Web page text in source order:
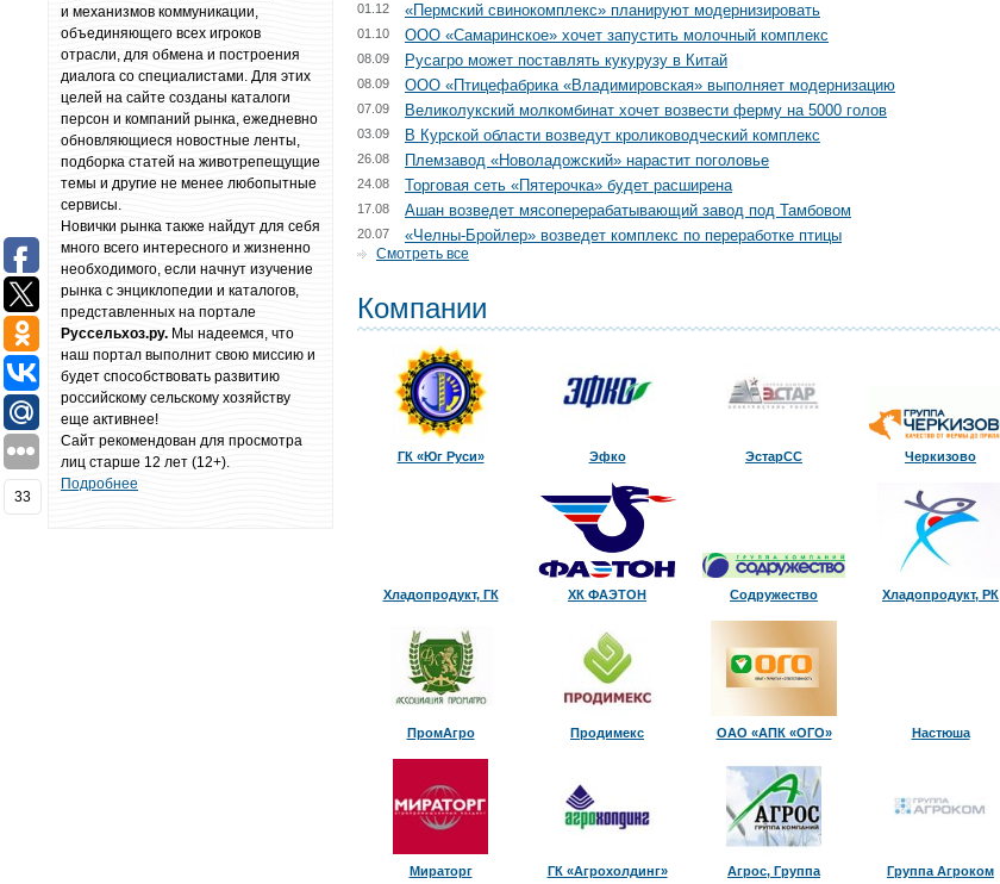
33
«Пермский свинокомплекс» планируют модернизировать
01.12
ООО «Самаринское» хочет запустить молочный комплекс
01.10
Русагро может поставлять кукурузу в Китай
08.09
ООО «Птицефабрика «Владимировская» выполняет модернизацию
08.09
Великолукский молкомбинат хочет возвести ферму на 5000 голов
07.09
В Курской области возведут кролиководческий комплекс
03.09
Племзавод «Новоладожский» нарастит поголовье
26.08
Торговая сеть «Пятерочка» будет расширена
24.08
Ашан возведет мясоперерабатывающий завод под Тамбовом
17.08
«Челны-Бройлер» возведет комплекс по переработке птицы
20.07
Смотреть все
Компании
ГК «Юг Руси» Эфко ЭстарСС Черкизово
Хладопродукт, ГК ХК ФАЭТОН Содружество Хладопродукт, РК
ПромАгро Продимекс ОАО «АПК «ОГО» Настюша
Мираторг ГК «Агрохолдинг» Агрос, Группа Группа Агроком
и механизмов коммуникации,
объединяющего всех игроков
отрасли, для обмена и построения
диалога со специалистами. Для этих
целей на сайте созданы каталоги
персон и компаний рынка, ежедневно
обновляющиеся новостные ленты,
подборка статей на животрепещущие
темы и другие не менее любопытные
сервисы.
Новички рынка также найдут для себя
много всего интересного и жизненно
необходимого, если начнут изучение
рынка с энциклопедии и каталогов,
представленных на портале
Руссельхоз.ру. Мы надеемся, что
наш портал выполнит свою миссию и
будет способствовать развитию
российскому сельскому хозяйству
еще активнее!
Сайт рекомендован для просмотра
лиц старше 12 лет (12+).
Подробнее